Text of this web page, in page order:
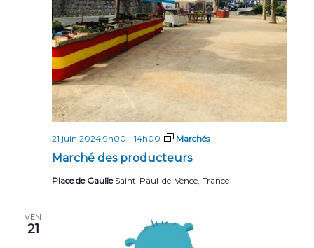
Marché des producteurs
21 juin 2024,9h00 - 14h00 Marchés
Place de Gaulle Saint-Paul-de-Vence, France
VEN
21